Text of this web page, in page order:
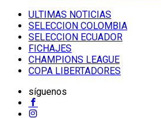
ULTIMAS NOTICIAS
SELECCION COLOMBIA
SELECCION ECUADOR
FICHAJES
CHAMPIONS LEAGUE
COPA LIBERTADORES
síguenos